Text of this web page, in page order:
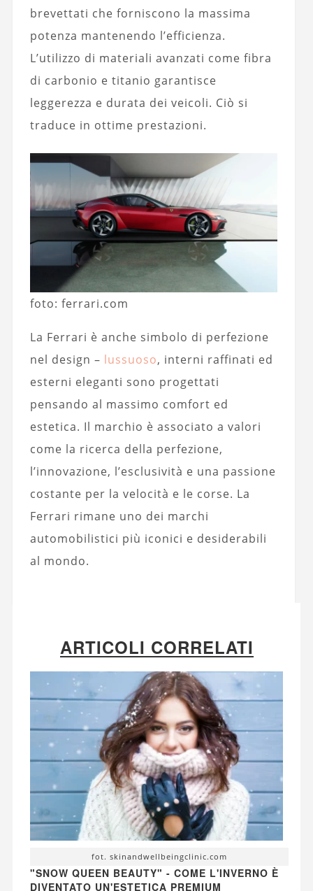
brevettati che forniscono la massima
potenza mantenendo l’efficienza.
L’utilizzo di materiali avanzati come fibra
di carbonio e titanio garantisce
leggerezza e durata dei veicoli. Ciò si
traduce in ottime prestazioni.
foto: ferrari.com
La Ferrari è anche simbolo di perfezione
nel design – lussuoso, interni raffinati ed
esterni eleganti sono progettati
pensando al massimo comfort ed
estetica. Il marchio è associato a valori
come la ricerca della perfezione,
l’innovazione, l’esclusività e una passione
costante per la velocità e le corse. La
Ferrari rimane uno dei marchi
automobilistici più iconici e desiderabili
al mondo.
ARTICOLI CORRELATI
fot. skinandwellbeingclinic.com
"SNOW QUEEN BEAUTY" - COME L'INVERNO È
DIVENTATO UN'ESTETICA PREMIUM